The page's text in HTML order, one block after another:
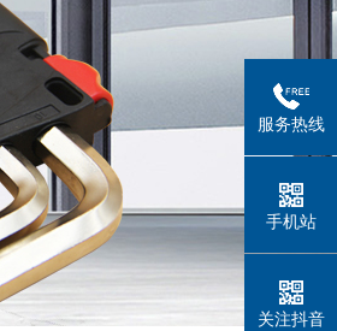
服务热线
手机站
关注抖音